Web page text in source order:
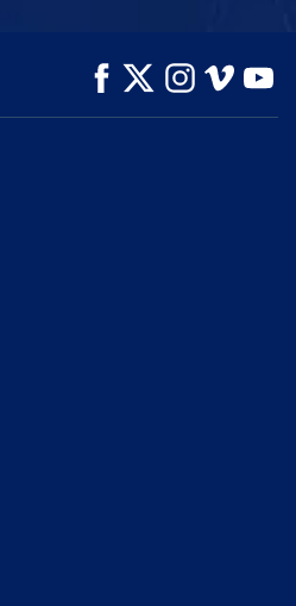
探索系列節目